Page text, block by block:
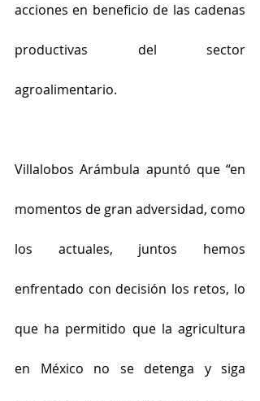
acciones en beneficio de las cadenas
productivas del sector
agroalimentario.
Villalobos Arámbula apuntó que “en
momentos de gran adversidad, como
los actuales, juntos hemos
enfrentado con decisión los retos, lo
que ha permitido que la agricultura
en México no se detenga y siga